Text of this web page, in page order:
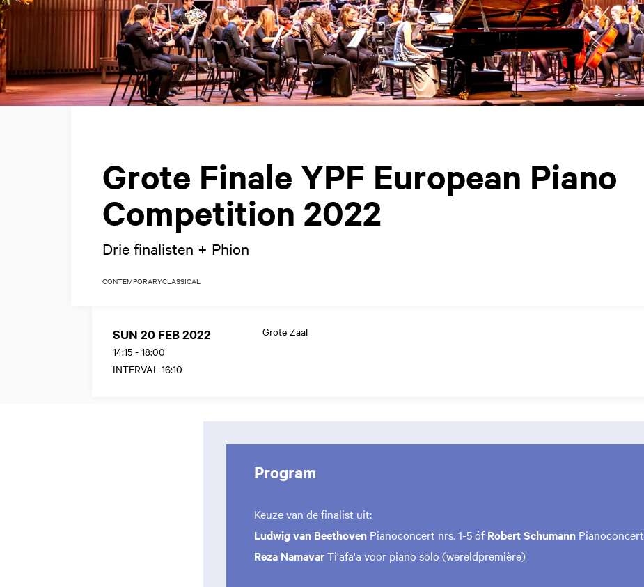
Grote Finale YPF European Piano
Competition 2022
Drie finalisten + Phion
CONTEMPORARYCLASSICAL
SUN 20 FEB 2022
14:15 - 18:00
INTERVAL 16:10
Grote Zaal
Program
Keuze van de finalist uit:
Ludwig van Beethoven Pianoconcert nrs. 1-5 ófRobert Schumann Pianoconcert
Reza NamavarTi'afa'a voor piano solo (wereldpremière)